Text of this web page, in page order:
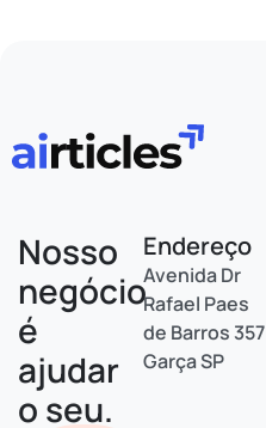
Nosso
negócio
é
ajudar
o seu.
Endereço
Avenida Dr
Rafael Paes
de Barros 357
Garça SP